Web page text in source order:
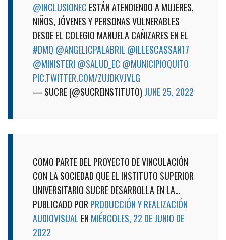
@INCLUSIONEC ESTÁN ATENDIENDO A MUJERES,
NIÑOS, JÓVENES Y PERSONAS VULNERABLES
DESDE EL COLEGIO MANUELA CAÑIZARES EN EL
#DMQ @ANGELICPALABRIL @ILLESCASSAN17
@MINISTERI @SALUD_EC @MUNICIPIOQUITO
PIC.TWITTER.COM/ZUJDKVJVLG
— SUCRE (@SUCREINSTITUTO) JUNE 25, 2022
COMO PARTE DEL PROYECTO DE VINCULACIÓN
CON LA SOCIEDAD QUE EL INSTITUTO SUPERIOR
UNIVERSITARIO SUCRE DESARROLLA EN LA…
PUBLICADO POR PRODUCCIÓN Y REALIZACIÓN
AUDIOVISUAL EN MIÉRCOLES, 22 DE JUNIO DE
2022